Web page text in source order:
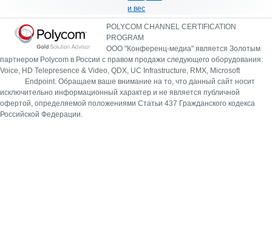
и вес
POLYCOM CHANNEL CERTIFICATION
PROGRAM
ООО "Конференц-медиа" является Золотым
партнером Polycom в России с правом продажи следующего оборудования:
Voice, HD Telepresence & Video, QDX, UC Infrastructure, RMX, Microsoft
Endpoint. Обращаем ваше внимание на то, что данный сайт носит
исключительно информационный характер и не является публичной
офертой, определяемой положениями Статьи 437 Гражданского кодекса
Российской Федерации.